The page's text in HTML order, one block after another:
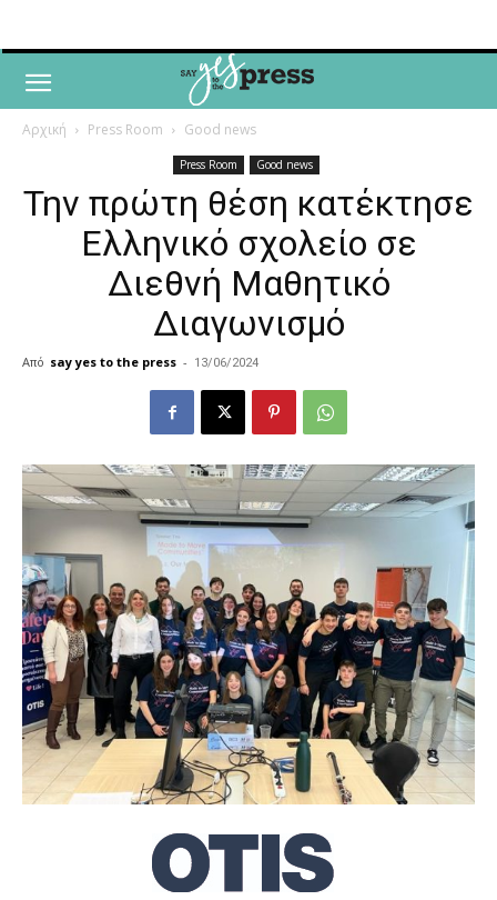
Αρχική Press Room Good news
Press Room Good news
Την πρώτη θέση κατέκτησε
Ελληνικό σχολείο σε
Διεθνή Μαθητικό
Διαγωνισμό
Από say yes to the press - 13/06/2024